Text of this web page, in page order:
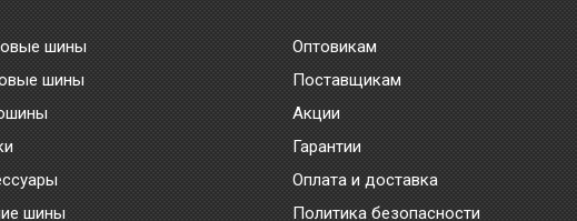
шины
шины
шины
Оптовикам
Поставщикам
Акции
Гарантии
Оплата и доставка
Политика безопасности